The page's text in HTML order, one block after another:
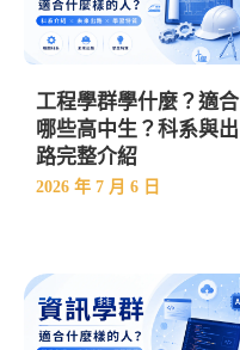
工程學群學什麼？適合
哪些高中生？科系與出
路完整介紹
2026 年 7 月 6 日